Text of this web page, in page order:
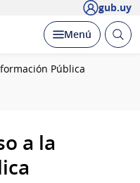
gub.uy
Desplegar
Menú Abrir
Pública
a la